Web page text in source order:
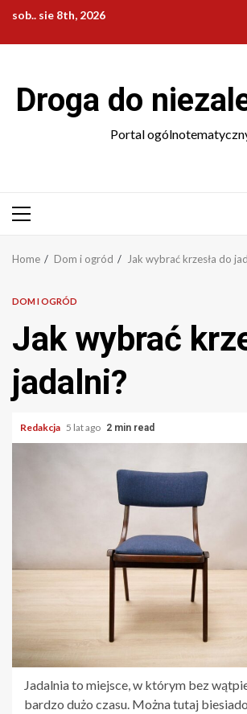
content
sob.. sie 8th, 2026
Droga do
Portal
Primary
Home Dom i ogród Jak wybrać krzesła do
DOM I OGRÓD
Jak wybrać
jadalni?
Redakcja 5 lat ago 2 min read
Jadalnia to miejsce, w którym bez
bardzo dużo czasu. Można tutaj